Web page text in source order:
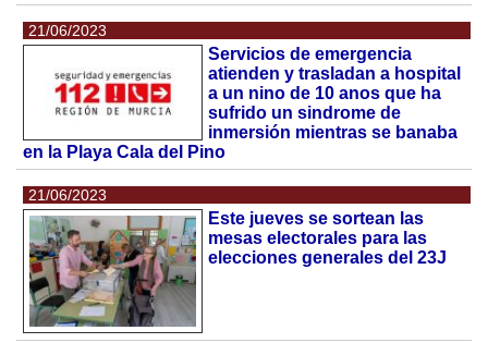
21/06/2023
Servicios de emergencia
atienden y trasladan a hospital
a un nino de 10 anos que ha
sufrido un sindrome de
inmersión mientras se banaba
en la Playa Cala del Pino
21/06/2023
Este jueves se sortean las
mesas electorales para las
elecciones generales del 23J